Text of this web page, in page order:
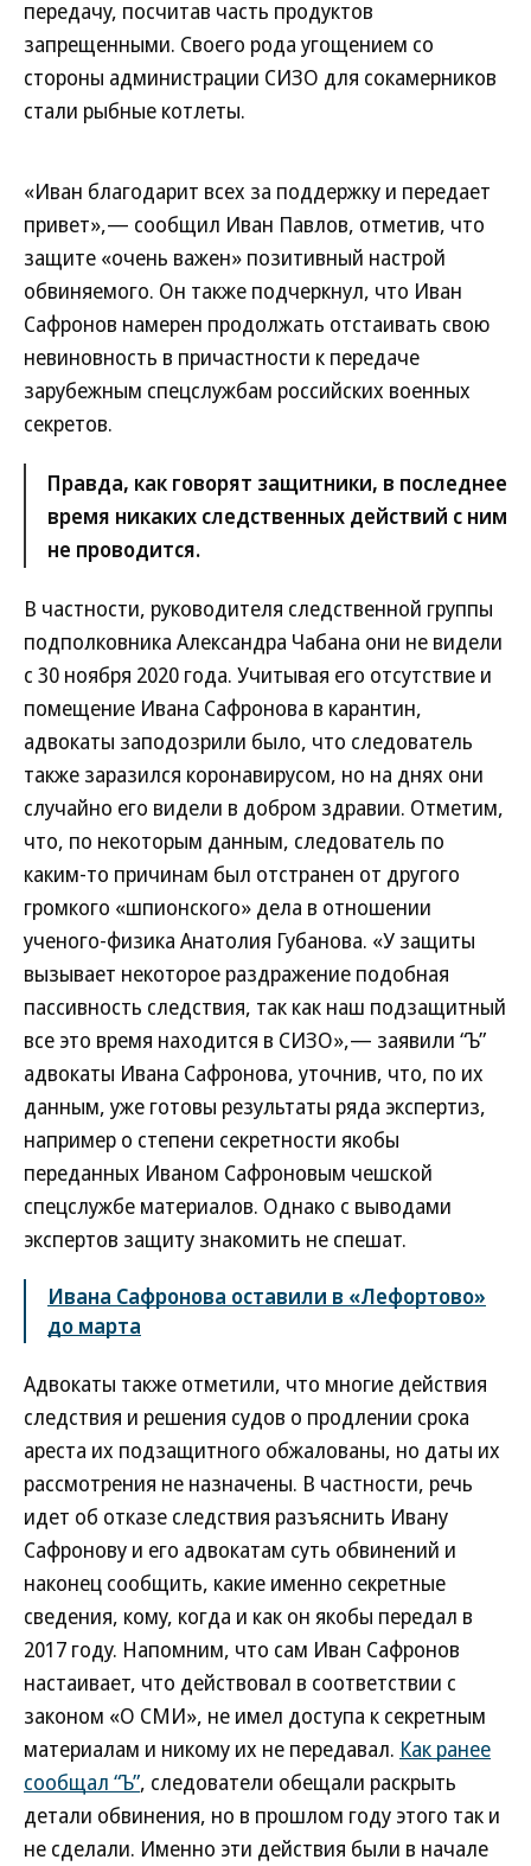
передачу, посчитав часть продуктов
запрещенными. Своего рода угощением со
стороны администрации СИЗО для сокамерников
стали рыбные котлеты.
«Иван благодарит всех за поддержку и передает
привет»,— сообщил Иван Павлов, отметив, что
защите «очень важен» позитивный настрой
обвиняемого. Он также подчеркнул, что Иван
Сафронов намерен продолжать отстаивать свою
невиновность в причастности к передаче
зарубежным спецслужбам российских военных
секретов.
Правда, как говорят защитники, в последнее
время никаких следственных действий с ним
не проводится.
В частности, руководителя следственной группы
подполковника Александра Чабана они не видели
с 30 ноября 2020 года. Учитывая его отсутствие и
помещение Ивана Сафронова в карантин,
адвокаты заподозрили было, что следователь
также заразился коронавирусом, но на днях они
случайно его видели в добром здравии. Отметим,
что, по некоторым данным, следователь по
каким-то причинам был отстранен от другого
громкого «шпионского» дела в отношении
ученого-физика Анатолия Губанова. «У защиты
вызывает некоторое раздражение подобная
пассивность следствия, так как наш подзащитный
все это время находится в СИЗО»,— заявили “Ъ”
адвокаты Ивана Сафронова, уточнив, что, по их
данным, уже готовы результаты ряда экспертиз,
например о степени секретности якобы
переданных Иваном Сафроновым чешской
спецслужбе материалов. Однако с выводами
экспертов защиту знакомить не спешат.
Ивана Сафронова оставили в «Лефортово»
до марта
Адвокаты также отметили, что многие действия
следствия и решения судов о продлении срока
ареста их подзащитного обжалованы, но даты их
рассмотрения не назначены. В частности, речь
идет об отказе следствия разъяснить Ивану
Сафронову и его адвокатам суть обвинений и
наконец сообщить, какие именно секретные
сведения, кому, когда и как он якобы передал в
2017 году. Напомним, что сам Иван Сафронов
настаивает, что действовал в соответствии с
законом «О СМИ», не имел доступа к секретным
материалам и никому их не передавал. Как ранее
сообщал “Ъ”, следователи обещали раскрыть
детали обвинения, но в прошлом году этого так и
не сделали. Именно эти действия были в начале